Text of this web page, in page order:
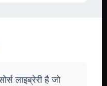
लाइब्रेरी है जो